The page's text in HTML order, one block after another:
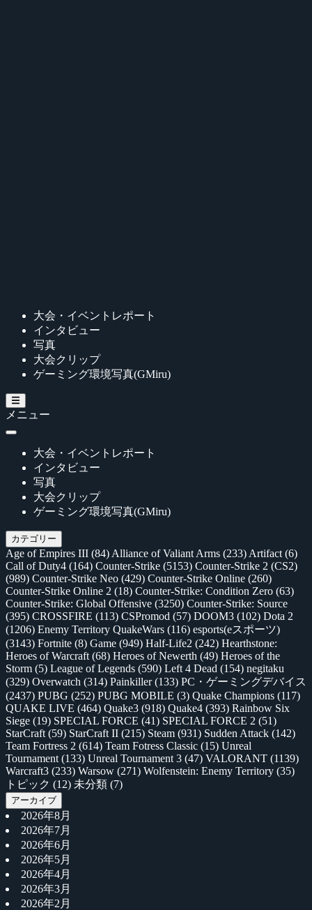
大会・イベントレポート
インタビュー
写真
大会クリップ
ゲーミング環境写真(GMiru)
メニュー
大会・イベントレポート
インタビュー
写真
大会クリップ
ゲーミング環境写真(GMiru)
カテゴリー
Age of Empires III (84) Alliance of Valiant Arms (233) Artifact (6)
Call of Duty4 (164) Counter-Strike (5153) Counter-Strike 2 (CS2)
(989) Counter-Strike Neo (429) Counter-Strike Online (260)
Counter-Strike Online 2 (18) Counter-Strike: Condition Zero (63)
Counter-Strike: Global Offensive (3250) Counter-Strike: Source
(395) CROSSFIRE (113) CSPromod (57) DOOM3 (102) Dota 2
(1206) Enemy Territory QuakeWars (116) esports(eスポーツ)
(3143) Fortnite (8) Game (949) Half-Life2 (242) Hearthstone:
Heroes of Warcraft (68) Heroes of Newerth (49) Heroes of the
Storm (5) League of Legends (590) Left 4 Dead (154) negitaku
(329) Overwatch (314) Painkiller(133) PC・ゲーミングデバイス
(2437) PUBG (252) PUBG MOBILE (3) Quake Champions (117)
QUAKE LIVE (464) Quake3 (918) Quake4 (393) Rainbow Six
Siege (19) SPECIAL FORCE (41) SPECIAL FORCE 2 (51)
StarCraft (59) StarCraft II (215) Steam (931) Sudden Attack (142)
Team Fortress 2 (614) Team Fotress Classic (15) Unreal
Tournament (133) Unreal Tournament 3 (47) VALORANT (1139)
Warcraft3 (233) Warsow (271) Wolfenstein: Enemy Territory (35)
トピック (12) 未分類 (7)
アーカイブ
2026年8月
2026年7月
2026年6月
2026年5月
2026年4月
2026年3月
2026年2月